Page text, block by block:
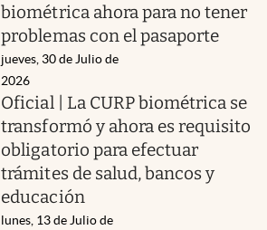
biométrica ahora para no tener
problemas con el pasaporte
jueves, 30 de Julio de
2026
Oficial | La CURP biométrica se
transformó y ahora es requisito
obligatorio para efectuar
trámites de salud, bancos y
educación
lunes, 13 de Julio de